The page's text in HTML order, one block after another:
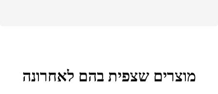
מוצרים שצפית בהם לאחרונה